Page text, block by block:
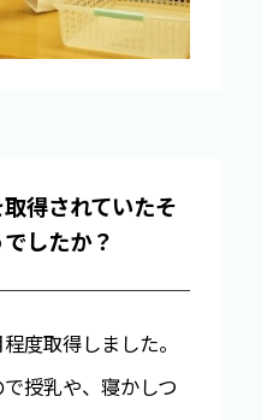
得されていたそ
したか？
度取得しました。
授乳や、寝かしつ